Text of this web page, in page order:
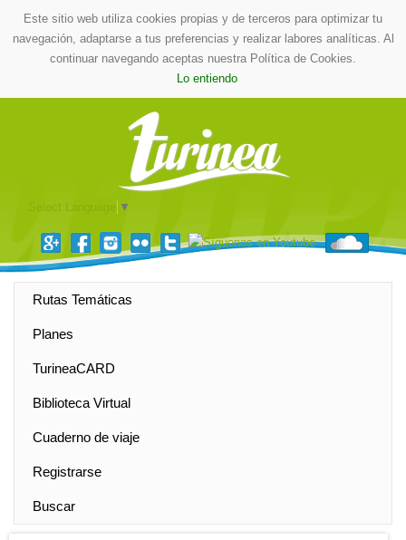
Este sitio web utiliza cookies propias y de terceros para optimizar tu
navegación, adaptarse a tus preferencias y realizar labores analíticas. Al
continuar navegando aceptas nuestra Política de Cookies.
Lo entiendo
▼
Rutas Temáticas
Planes
TurineaCARD
Biblioteca Virtual
Cuaderno de viaje
Registrarse
Buscar